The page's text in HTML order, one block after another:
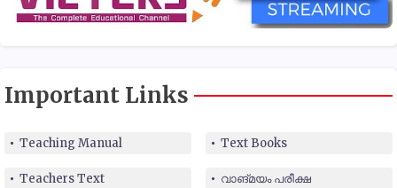
Important Links
Teaching Manual Text Books
Teachers Text വാങ്മയം പരീക്ഷ